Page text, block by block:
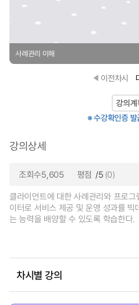
사례관리 이해
이전차시
강의계
※ 수강확인증
강의상세
조회수5,605 평점 /5 (0)
클라이언트에 대한 사례관리와 프로
이터로 서비스 제공 및 운영 성과를
는 능력을 배양할 수 있도록 학습한다.
차시별 강의